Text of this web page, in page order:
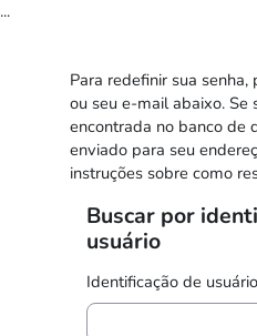
Ir para o conteúdo principal
...
Para redefinir sua senha,
ou seu e-mail abaixo. Se
encontrada no banco de
enviado para seu
instruções sobre como
Buscar por
Buscar por
usuário
Identificação de usuário